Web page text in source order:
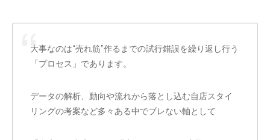
大事なのは“売れ筋”作るまでの試行錯誤を繰り返し行う
「プロセス」であります。
データの解析、動向や流れから落とし込む自店スタイ
リングの考案など多々ある中でブレない軸として